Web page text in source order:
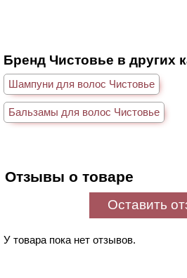
Бренд Чистовье в других
Шампуни для волос Чистовье
Бальзамы для волос Чистовье
Отзывы о товаре
Оставить
У товара пока нет отзывов.